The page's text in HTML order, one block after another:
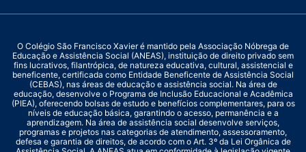
O Colégio São Francisco Xavier é mantido pela Associação Nóbrega de
Educação e Assistência Social (ANEAS), instituição de direito privado sem
fins lucrativos, filantrópica, de natureza educativa, cultural, assistencial e
beneficente, certificada como Entidade Beneficente de Assistência Social
(CEBAS), nas áreas de educação e assistência social. Na área de
educação, desenvolve o Programa de Inclusão Educacional e Acadêmica
(PIEA), oferecendo bolsas de estudo e benefícios complementares, para os
níveis de educação básica, garantindo o acesso, permanência e a
aprendizagem. Na área de assistência social desenvolve serviços,
programas e projetos nas categorias de atendimento, assessoramento,
defesa e garantia de direitos, de acordo com o Art. 3º da Lei Orgânica de